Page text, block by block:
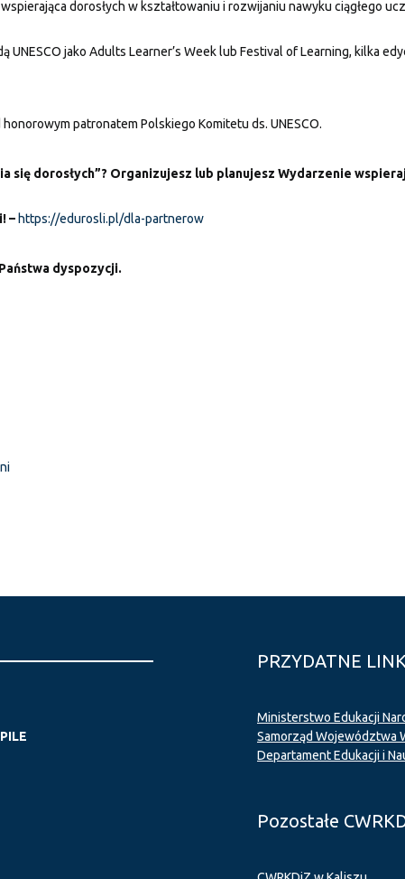
dorosłych w kształtowaniu i rozwijaniu nawyku ciągłego
jako Adults Learner’s Week lub Festival of Learning, kilka
patronatem Polskiego Komitetu ds. UNESCO.
się dorosłych”? Organizujesz lub planujesz Wydarzenie
– https://edurosli.pl/dla-partnerow
dyspozycji.
PRZYDATNE
Ministerstwo Edukacji
Samorząd Województwa
Departament Edukacji i
Pozostałe